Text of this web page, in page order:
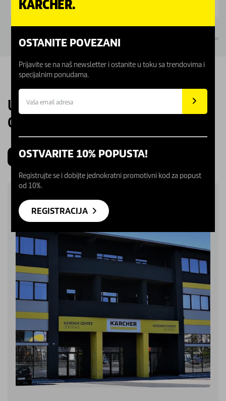
UPOZNAJTE NAŠE KARCHER
CENTRE
Beograd Novi Sad Kragujevac
KÄRCHER.
OSTANITE POVEZANI
Prijavite se na naš newsletter i ostanite u toku sa trendovima i
specijalnim ponudama.
OSTVARITE 10% POPUSTA!
Registrujte se i dobijte jednokratni promotivni kod za popust
od 10%.
REGISTRACIJA